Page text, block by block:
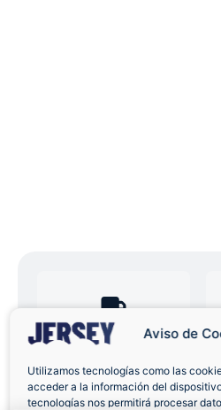
Aviso de
Utilizamos tecnologías como las
acceder a la información del
tecnologías nos permitirá procesar
Envíos a Domicilio